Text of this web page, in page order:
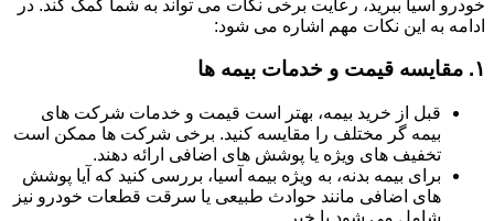
خودرو آسیا ببرید، رعایت برخی نکات می تواند به شما کمک کند. در
ادامه به این نکات مهم اشاره می شود:
۱. مقایسه قیمت و خدمات بیمه ها
قبل از خرید بیمه، بهتر است قیمت و خدمات شرکت های
بیمه گر مختلف را مقایسه کنید. برخی شرکت ها ممکن است
تخفیف های ویژه یا پوشش های اضافی ارائه دهند.
برای بیمه بدنه، به ویژه بیمه آسیا، بررسی کنید که آیا پوشش
های اضافی مانند حوادث طبیعی یا سرقت قطعات خودرو نیز
شامل می شود یا خیر.